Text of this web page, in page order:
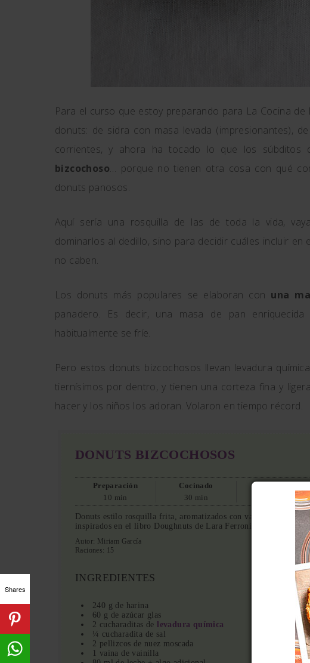
Para el curso que estoy preparando para La Cocina
donuts: de sidra con masa levada (impresionantes),
corrientes, y ahora ha tocado lo que los súbditos
bizcochoso… porque no tienen otra cosa con qué
donuts panosos.
Aquí sería una rosquilla de las de toda la vida,
dominarlos al dedillo, sino para decidir cuáles incluir
no caben.
Los donuts más populares se elaboran con una
panadero. Es decir, una masa de pan
habitualmente se fríe.
Pero estos donuts bizcochosos llevan levadura
tiernísimos por dentro, y tienen una corteza fina y
hacer y los niños los adoran. Volaron en tiempo récord.
DONUTS BIZCOCHOSOS
Preparación
10 min
Cocinado
30 min
Donuts estilo rosquilla frita, aromatizados con vainilla y nuez
inspirados en el libro Doughnuts de Lara Ferroni.
Autor: Miriam García
Raciones:
15
INGREDIENTES
240 g de harina
60 g de azúcar glas
2 cucharaditas de
levadura química
¼ cucharadita de sal
2 pellizcos de nuez moscada
1 vaina de vainilla
Shares